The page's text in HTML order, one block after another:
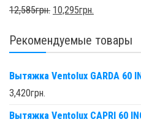
12,585грн. 10,295грн.
Рекомендуемые товары
Вытяжка Ventolux GARDA 60
3,420грн.
Вытяжка Ventolux CAPRI 60